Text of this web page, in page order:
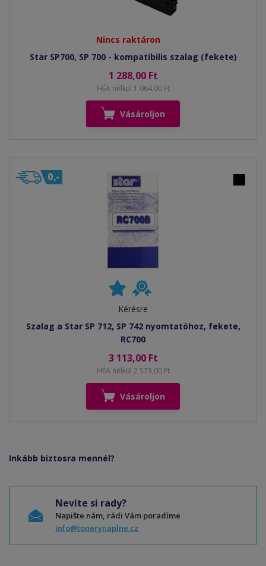
Nincs raktáron
Star SP700, SP 700 - kompatibilis szalag (fekete)
1 288,00 Ft
HÉA nélkül 1 064,00 Ft
Vásároljon
Kérésre
Szalag a Star SP 712, SP 742 nyomtatóhoz, fekete,
RC700
3 113,00 Ft
HÉA nélkül 2 573,00 Ft
Vásároljon
Inkább biztosra mennél?
Nevíte si rady?
Napište nám, rádi Vám poradíme
info@tonerynaplne.cz